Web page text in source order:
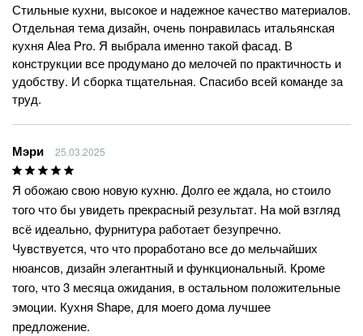
Стильные кухни, высокое и надежное качество материалов.
Отдельная тема дизайн, очень понравилась итальянская
кухня Alea Pro. Я выбрала именно такой фасад. В
конструкции все продумано до мелочей по практичность и
удобству. И сборка тщательная. Спасибо всей команде за
труд.
Мэри 25.03.2025
Я обожаю свою новую кухню. Долго ее ждала, но стоило
того что бы увидеть прекрасный результат. На мой взгляд
всё идеально, фурнитура работает безупречно.
Чувствуется, что что проработано все до мельчайших
нюансов, дизайн элегантный и функциональный. Кроме
того, что 3 месяца ожидания, в остальном положительные
эмоции. Кухня Shape, для моего дома лучшее
предложение.